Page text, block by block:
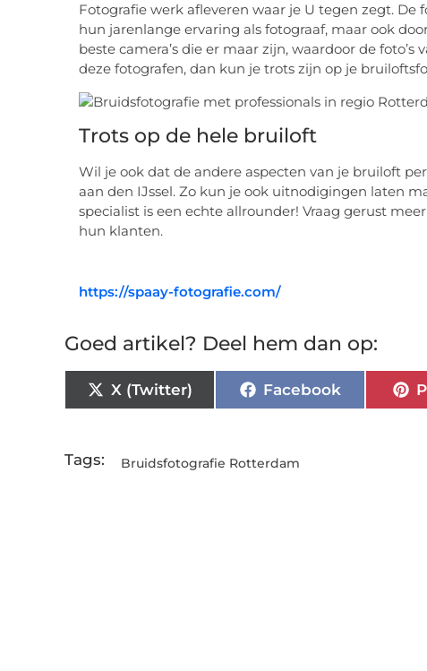
Fotografie werk afleveren waar je U tegen zegt. De
hun jarenlange ervaring als fotograaf, maar ook
beste camera’s die er maar zijn, waardoor de
deze fotografen, dan kun je trots zijn op je
Trots op de hele bruiloft
Wil je ook dat de andere aspecten van je bruiloft
aan den IJssel. Zo kun je ook uitnodigingen laten
specialist is een echte allrounder! Vraag gerust
hun klanten.
https://spaay-fotografie.com/
Goed artikel? Deel hem dan op:
X (Twitter) Facebook
Tags: Bruidsfotografie Rotterdam